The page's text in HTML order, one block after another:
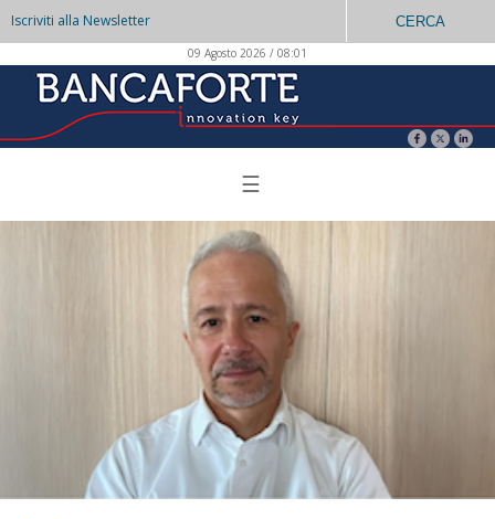
Iscriviti alla Newsletter CERCA
09 Agosto 2026 / 08:01
☰